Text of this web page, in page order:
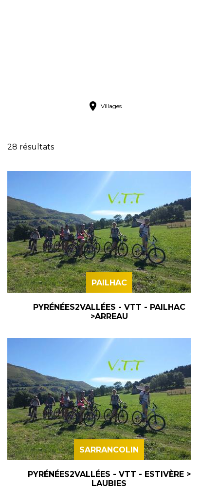
Villages
28 résultats
PAILHAC
PYRÉNÉES2VALLÉES - VTT - PAILHAC
>ARREAU
SARRANCOLIN
PYRÉNÉES2VALLÉES - VTT - ESTIVÈRE >
LAUBIES